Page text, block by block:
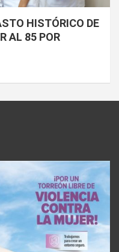
HISTÓRICO DE
AL 85 POR